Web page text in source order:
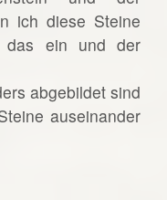
ich diese Steine
das ein und der
abgebildet sind
auseinander